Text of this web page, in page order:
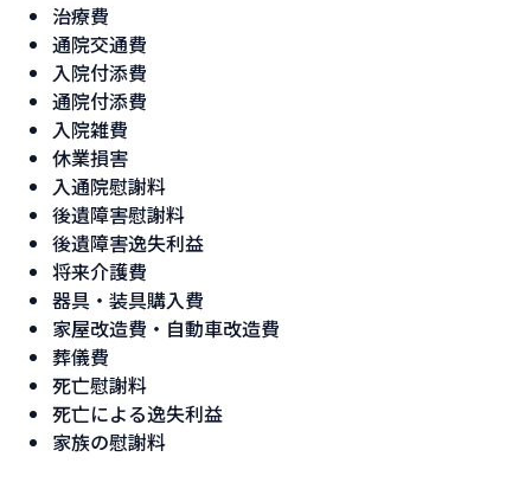
治療費
通院交通費
入院付添費
通院付添費
入院雑費
休業損害
入通院慰謝料
後遺障害慰謝料
後遺障害逸失利益
将来介護費
器具・装具購入費
家屋改造費・自動車改造費
葬儀費
死亡慰謝料
死亡による逸失利益
家族の慰謝料